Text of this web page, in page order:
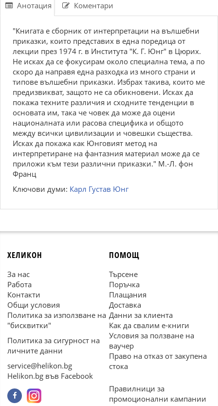
Анотация Коментари
"Книгата е сборник от интерпретации на вълшебни
приказки, които представих в една поредица от
лекции през 1974 г. в Института "К. Г. Юнг" в Цюрих.
Не исках да се фокусирам около специална тема, а по
скоро да направя една разходка из много страни и
типове вълшебни приказки. Избрах такива, които ме
предизвикват, защото не са обикновени. Исках да
покажа техните различия и сходните тенденции в
основата им, така че човек да може да оцени
националната или расова специфика и общото
между всички цивилизации и човешки същества.
Исках да покажа как Юнговият метод на
интерпретиране на фантазния материал може да се
приложи към тези различни приказки." М.-Л. фон
Франц
Ключови думи: Карл Густав Юнг
ХЕЛИКОН
За нас
Работа
Контакти
Общи условия
Политика за използване на
"бисквитки"
Политика за сигурност на
личните данни
service@helikon.bg
Helikon.bg във Facebook
ПОМОЩ
Търсене
Поръчка
Плащания
Доставка
Данни за клиента
Как да свалим е-книги
Условия за ползване на
ваучер
Право на отказ от закупена
стока
Правилници за
промоционални кампании